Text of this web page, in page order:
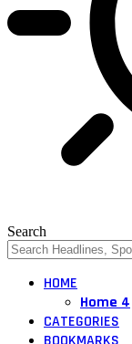
Search
HOME
Home 4
CATEGORIES